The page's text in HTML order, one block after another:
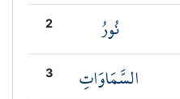
2 نُورُ
3 السَّمَاوَاتِ